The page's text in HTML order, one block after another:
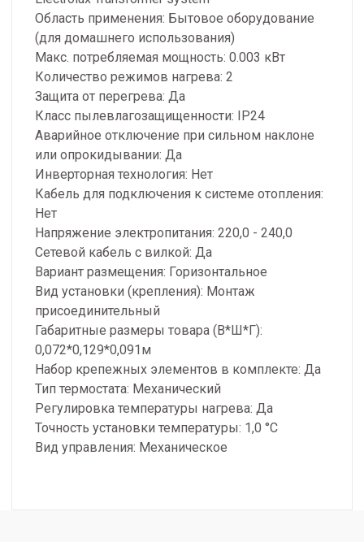
Область применения: Бытовое оборудование
(для домашнего использования)
Макс. потребляемая мощность: 0.003 кВт
Количество режимов нагрева: 2
Защита от перегрева: Да
Класс пылевлагозащищенности: IP24
Аварийное отключение при сильном наклоне
или опрокидывании: Да
Инверторная технология: Нет
Кабель для подключения к системе отопления:
Нет
Напряжение электропитания: 220,0 - 240,0
Сетевой кабель с вилкой: Да
Вариант размещения: Горизонтальное
Вид установки (крепления): Монтаж
присоединительный
Габаритные размеры товара (В*Ш*Г):
0,072*0,129*0,091м
Набор крепежных элементов в комплекте: Да
Тип термостата: Механический
Регулировка температуры нагрева: Да
Точность установки температуры: 1,0 °С
Вид управления: Механическое